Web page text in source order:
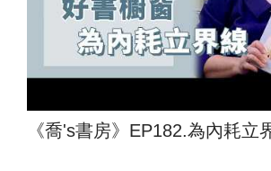
《喬's書房》EP182.為內耗立